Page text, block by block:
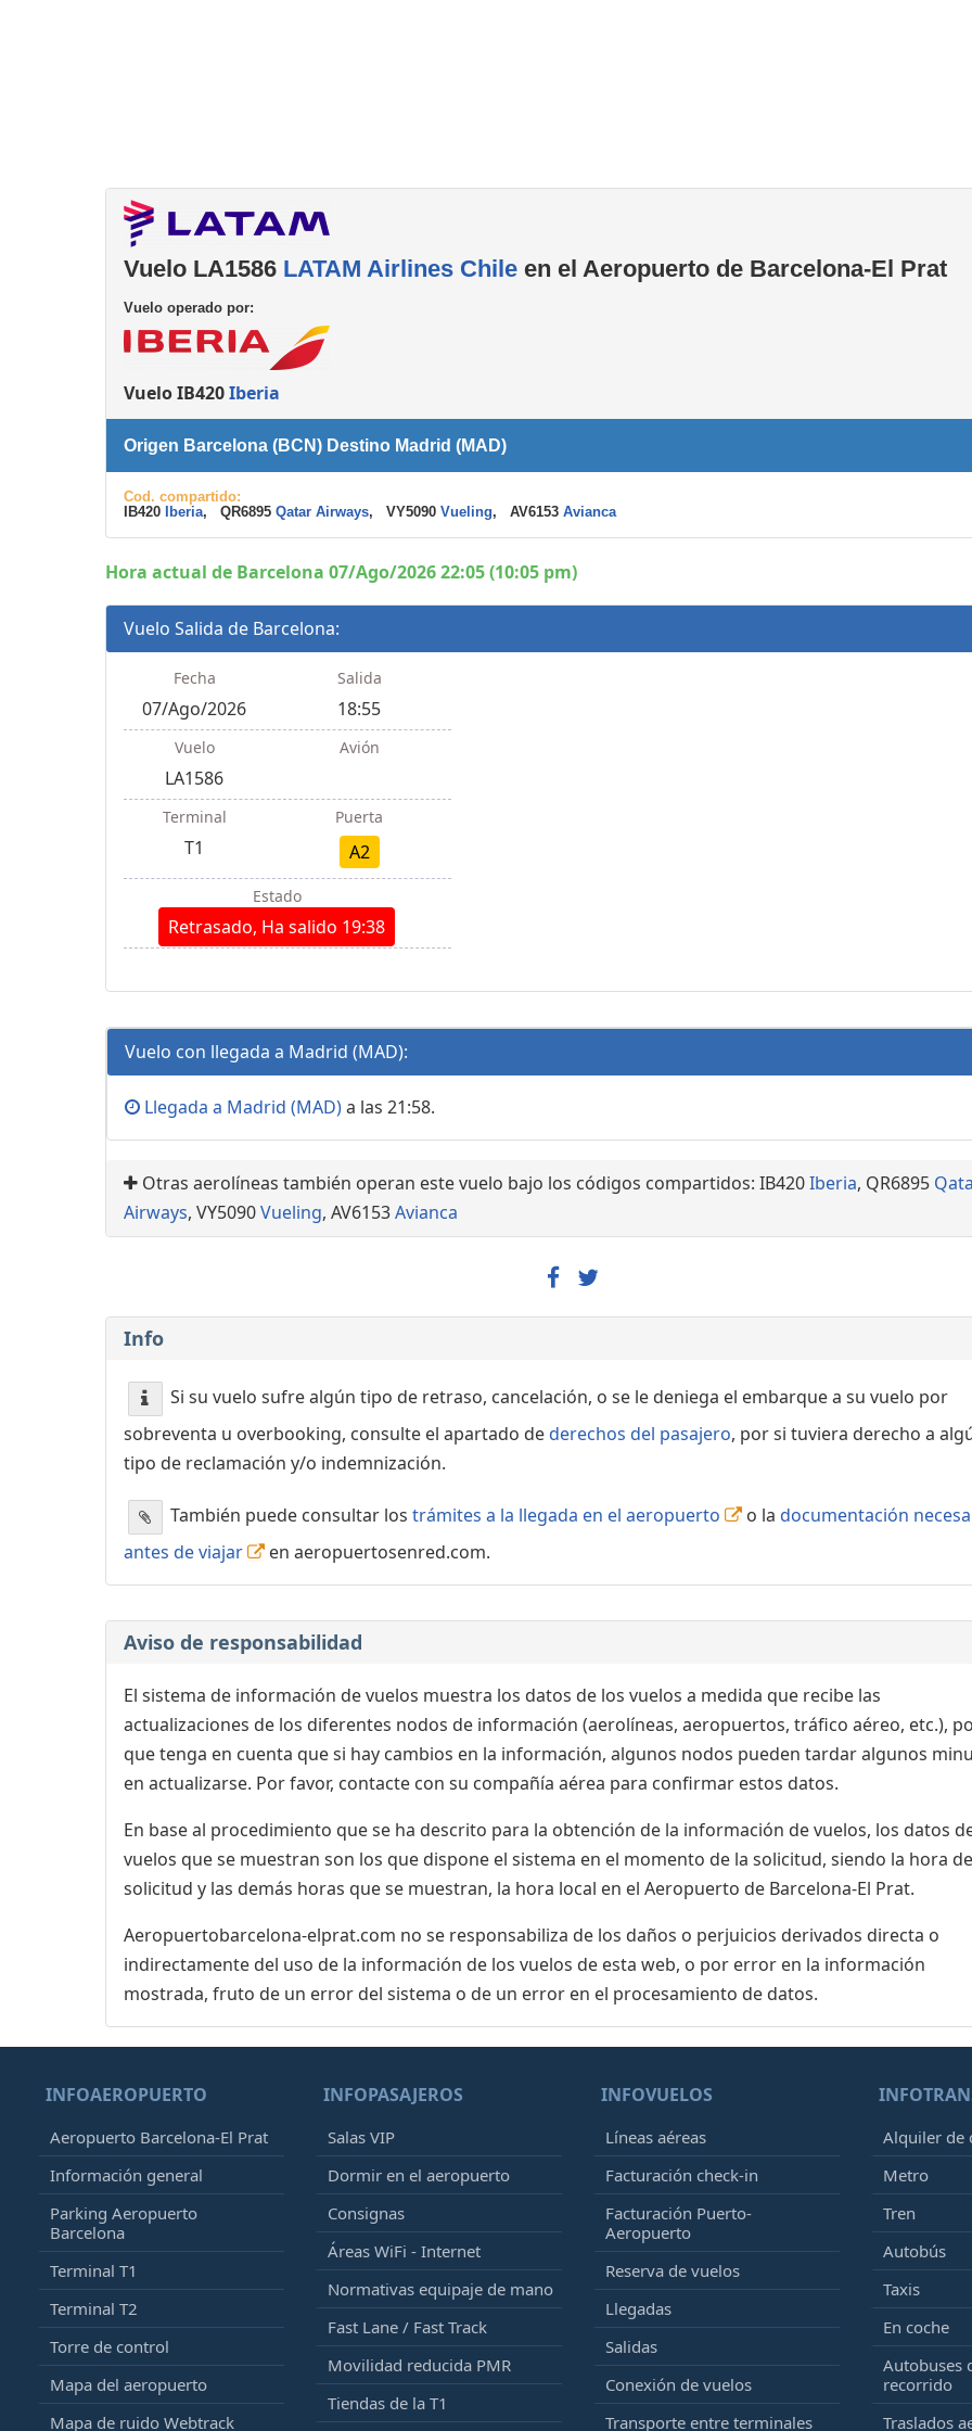
Vuelo LA1586 LATAM Airlines Chile en el Aeropuerto de Barcelona-El Prat
Vuelo operado por:
Vuelo IB420Iberia
Origen Barcelona (BCN) Destino Madrid (MAD)
Cod. compartido:
IB420
Iberia, QR6895 Qatar Airways, VY5090 Vueling, AV6153 Avianca
Hora actual de Barcelona 07/Ago/2026 22:05 (10:05 pm)
Vuelo Salida de Barcelona:
Fecha
07/Ago/2026
Salida
18:55
Vuelo
LA1586
Avión
Terminal
T1
Puerta
A2
Estado
Retrasado, Ha salido 19:38
Vuelo con llegada a Madrid (MAD):
Llegada a Madrid (MAD)a las 21:58.
Otras aerolíneas también operan este vuelo bajo los códigos compartidos: IB420Iberia, QR6895
Airways, VY5090Vueling, AV6153Avianca
Info
Si su vuelo sufre algún tipo de retraso, cancelación, o se le deniega el embarque a su vuelo por
sobreventa u overbooking, consulte el apartado dederechos del pasajero, por si tuviera derecho a
tipo de reclamación y/o indemnización.
También puede consultar los trámites a la llegada en el aeropuerto o la documentación
antes de viajar
en aeropuertosenred.com.
Aviso de responsabilidad
El sistema de información de vuelos muestra los datos de los vuelos a medida que recibe las
actualizaciones de los diferentes nodos de información (aerolíneas, aeropuertos, tráfico aéreo, etc.),
que tenga en cuenta que si hay cambios en la información, algunos nodos pueden tardar algunos
en actualizarse. Por favor, contacte con su compañía aérea para confirmar estos datos.
En base al procedimiento que se ha descrito para la obtención de la información de vuelos, los datos
vuelos que se muestran son los que dispone el sistema en el momento de la solicitud, siendo la hora
solicitud y las demás horas que se muestran, la hora local en el Aeropuerto de Barcelona-El Prat.
Aeropuertobarcelona-elprat.com no se responsabiliza de los daños o perjuicios derivados directa o
indirectamente del uso de la información de los vuelos de esta web, o por error en la información
mostrada, fruto de un error del sistema o de un error en el procesamiento de datos.
INFOAEROPUERTO
Aeropuerto Barcelona-El Prat
Información general
Parking Aeropuerto
Barcelona
Terminal T1
Terminal T2
Torre de control
Mapa del aeropuerto
Mapa de ruido Webtrack
INFOPASAJEROS
Salas VIP
Dormir en el aeropuerto
Consignas
Áreas WiFi - Internet
Normativas equipaje de mano
Fast Lane / Fast Track
Movilidad reducida PMR
Tiendas de la T1
INFOVUELOS
Líneas aéreas
Facturación check-in
Facturación Puerto-
Aeropuerto
Reserva de vuelos
Llegadas
Salidas
Conexión de vuelos
Transporte entre terminales
Alquiler de
Metro
Tren
Autobús
Taxis
En coche
Autobuses
recorrido
Traslados